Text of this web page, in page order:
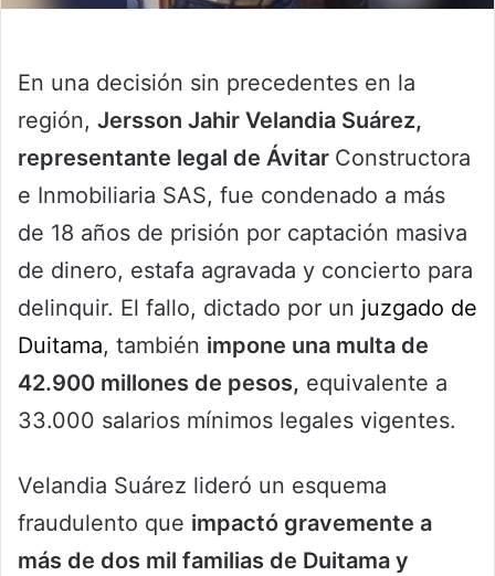
En una decisión sin precedentes en la
región, Jersson Jahir Velandia Suárez,
representante legal de Ávitar Constructora
e Inmobiliaria SAS, fue condenado a más
de 18 años de prisión por captación masiva
de dinero, estafa agravada y concierto para
delinquir. El fallo, dictado por un juzgado de
Duitama, también impone una multa de
42.900 millones de pesos, equivalente a
33.000 salarios mínimos legales vigentes.
Velandia Suárez lideró un esquema
fraudulento que impactó gravemente a
más de dos mil familias de Duitama y